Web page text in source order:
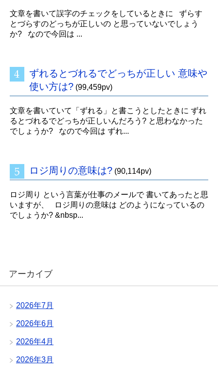
文章を書いて誤字のチェックをしているときに ずらす
とづらすのどっちが正しいの と思っていないでしょう
か? なので今回は ...
ずれるとづれるでどっちが正しい 意味や
使い方は? (99,459pv)
文章を書いていて「ずれる」と書こうとしたときに ずれ
るとづれるでどっちが正しいんだろう? と思わなかった
でしょうか? なので今回は ずれ...
ロジ周りの意味は? (90,114pv)
ロジ周り という言葉が仕事のメールで 書いてあったと思
いますが、 ロジ周りの意味は どのようになっているの
でしょうか? &nbsp...
アーカイブ
2026年7月
2026年6月
2026年4月
2026年3月